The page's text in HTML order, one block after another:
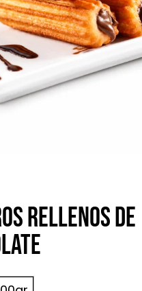
rellenos de